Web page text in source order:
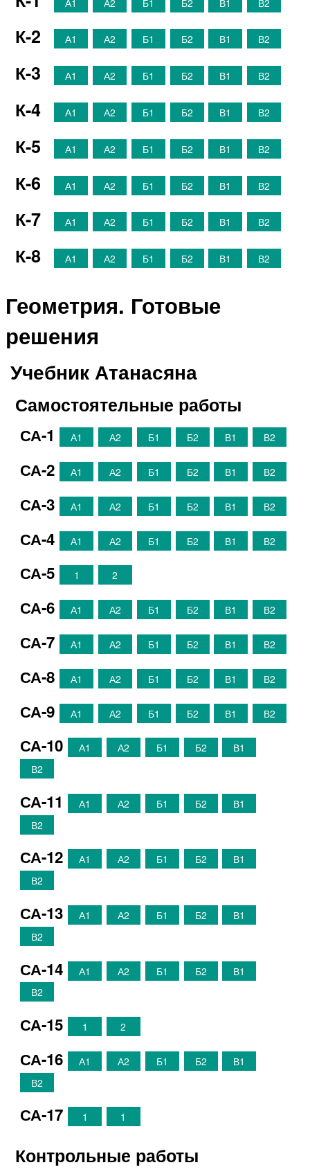
К-2 А1 А2 Б1 Б2 В1 В2
К-3 А1 А2 Б1 Б2 В1 В2
К-4 А1 А2 Б1 Б2 В1 В2
К-5 А1 А2 Б1 Б2 В1 В2
К-6 А1 А2 Б1 Б2 В1 В2
К-7 А1 А2 Б1 Б2 В1 В2
К-8 А1 А2 Б1 Б2 В1 В2
Геометрия. Готовые
решения
Учебник Атанасяна
Самостоятельные работы
СА-1 А1 А2 Б1 Б2 В1 В2
СА-2 А1 А2 Б1 Б2 В1 В2
СА-3 А1 А2 Б1 Б2 В1 В2
СА-4 А1 А2 Б1 Б2 В1 В2
СА-5 1 2
СА-6 А1 А2 Б1 Б2 В1 В2
СА-7 А1 А2 Б1 Б2 В1 В2
СА-8 А1 А2 Б1 Б2 В1 В2
СА-9 А1 А2 Б1 Б2 В1 В2
СА-10 А1 А2 Б1 Б2
В1
В2
СА-11 А1 А2 Б1 Б2
В1
В2
СА-12 А1 А2 Б1 Б2
В1
В2
СА-13 А1 А2 Б1 Б2
В1
В2
СА-14 А1 А2 Б1 Б2
В1
В2
СА-15 1 2
СА-16 А1 А2 Б1 Б2
В1
В2
СА-17 1 1
Контрольные работы